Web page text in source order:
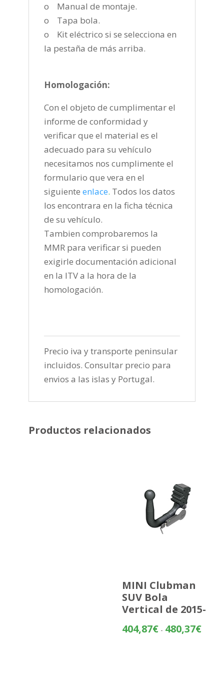
o Manual de montaje.
o Tapa bola.
o Kit eléctrico si se selecciona en
la pestaña de más arriba.
Homologación:
Con el objeto de cumplimentar el
informe de conformidad y
verificar que el material es el
adecuado para su vehículo
necesitamos nos cumplimente el
formulario que vera en el
siguiente enlace. Todos los datos
los encontrara en la ficha técnica
de su vehículo.
Tambien comprobaremos la
MMR para verificar si pueden
exigirle documentación adicional
en la ITV a la hora de la
homologación.
Precio iva y transporte peninsular
incluidos. Consultar precio para
envios a las islas y Portugal.
Productos relacionados
MINI Clubman
SUV Bola
Vertical de 2015-
404,87€ - 480,37€Rango